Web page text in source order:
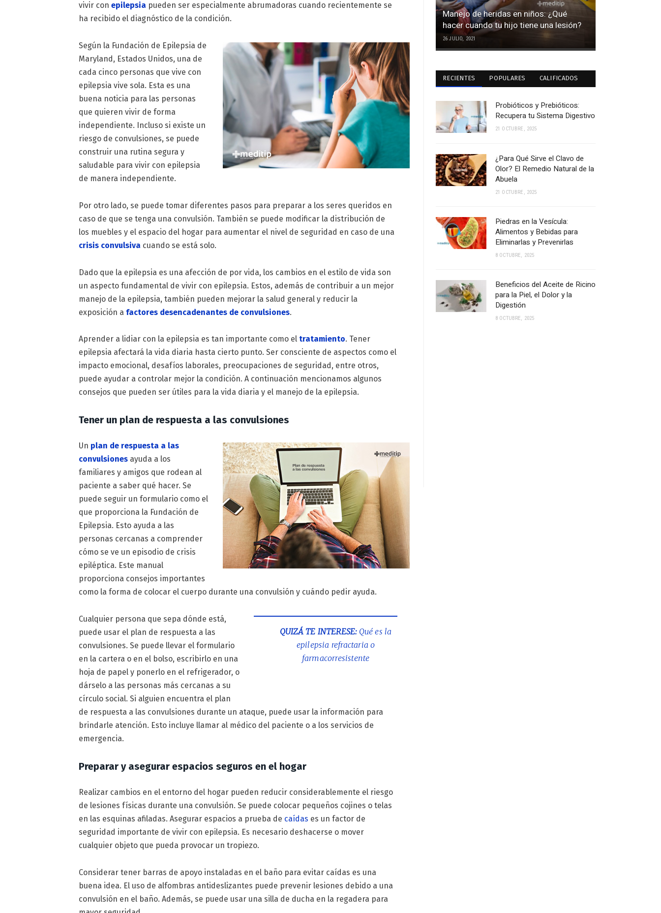
vivir conepilepsia pueden ser especialmente abrumadoras cuando recientemente se
ha recibido el diagnóstico de la condición.
Según la Fundación de Epilepsia de
Maryland, Estados Unidos, una de
cada cinco personas que vive con
epilepsia vive sola. Esta es una
buena noticia para las personas
que quieren vivir de forma
independiente. Incluso si existe un
riesgo de convulsiones, se puede
construir una rutina segura y
saludable para vivir con epilepsia
de manera independiente.
Por otro lado, se puede tomar diferentes pasos para preparar a los seres queridos en
caso de que se tenga una convulsión. También se puede modificar la distribución de
los muebles y el espacio del hogar para aumentar el nivel de seguridad en caso de una
crisis convulsiva cuando se está solo.
Dado que la epilepsia es una afección de por vida, los cambios en el estilo de vida son
un aspecto fundamental de vivir con epilepsia. Estos, además de contribuir a un mejor
manejo de la epilepsia, también pueden mejorar la salud general y reducir la
exposición afactores desencadenantes de convulsiones.
Aprender a lidiar con la epilepsia es tan importante como el tratamiento. Tener
epilepsia afectará la vida diaria hasta cierto punto. Ser consciente de aspectos como el
impacto emocional, desafíos laborales, preocupaciones de seguridad, entre otros,
puede ayudar a controlar mejor la condición. A continuación mencionamos algunos
consejos que pueden ser útiles para la vida diaria y el manejo de la epilepsia.
Tener un plan de respuesta a las convulsiones
Un plan de respuesta a las
convulsiones ayuda a los
familiares y amigos que rodean al
paciente a saber qué hacer. Se
puede seguir un formulario como el
que proporciona la Fundación de
Epilepsia. Esto ayuda a las
personas cercanas a comprender
cómo se ve un episodio de crisis
epiléptica. Este manual
proporciona consejos importantes
como la forma de colocar el cuerpo durante una convulsión y cuándo pedir ayuda.
QUIZÁ TE INTERESE: Qué es la
epilepsia refractaria o
farmacorresistente
Cualquier persona que sepa dónde está,
puede usar el plan de respuesta a las
convulsiones. Se puede llevar el formulario
en la cartera o en el bolso, escribirlo en una
hoja de papel y ponerlo en el refrigerador, o
dárselo a las personas más cercanas a su
círculo social. Si alguien encuentra el plan
de respuesta a las convulsiones durante un ataque, puede usar la información para
brindarle atención. Esto incluye llamar al médico del paciente o a los servicios de
emergencia.
Preparar y asegurar espacios seguros en el hogar
Realizar cambios en el entorno del hogar pueden reducir considerablemente el riesgo
de lesiones físicas durante una convulsión. Se puede colocar pequeños cojines o telas
en las esquinas afiladas. Asegurar espacios a prueba de caídas es un factor de
seguridad importante de vivir con epilepsia. Es necesario deshacerse o mover
cualquier objeto que pueda provocar un tropiezo.
Considerar tener barras de apoyo instaladas en el baño para evitar caídas es una
buena idea. El uso de alfombras antideslizantes puede prevenir lesiones debido a una
convulsión en el baño. Además, se puede usar una silla de ducha en la regadera para
Manejo de heridas en niños: ¿Qué
hacer cuando tu hijo tiene una lesión?
26 JULIO, 2021
RECIENTES POPULARES CALIFICADOS
Probióticos y Prebióticos:
Recupera tu Sistema Digestivo
21 OCTUBRE, 2025
¿Para Qué Sirve el Clavo de
Olor? El Remedio Natural de la
Abuela
21 OCTUBRE, 2025
Piedras en la Vesícula:
Alimentos y Bebidas para
Eliminarlas y Prevenirlas
8 OCTUBRE, 2025
Beneficios del Aceite de Ricino
para la Piel, el Dolor y la
Digestión
8 OCTUBRE, 2025